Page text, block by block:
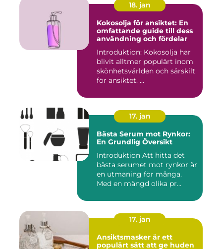
18. jan
Kokosolja för ansiktet: En
omfattande guide till dess
användning och fördelar
Introduktion: Kokosolja har
blivit alltmer populärt inom
skönhetsvärlden och särskilt
för ansiktet. ...
17. jan
Bästa Serum mot Rynkor:
En Grundlig Översikt
Introduktion Att hitta det
bästa serumet mot rynkor är
en utmaning för många.
Med en mängd olika pr...
17. jan
Ansiktsmasker är ett
populärt sätt att ge huden